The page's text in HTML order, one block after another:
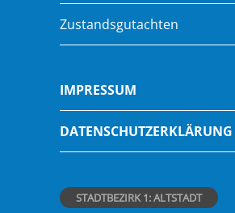
Zustandsgutachten
IMPRESSUM
DATENSCHUTZERKLÄRUNG
STADTBEZIRK 1: ALTSTADT